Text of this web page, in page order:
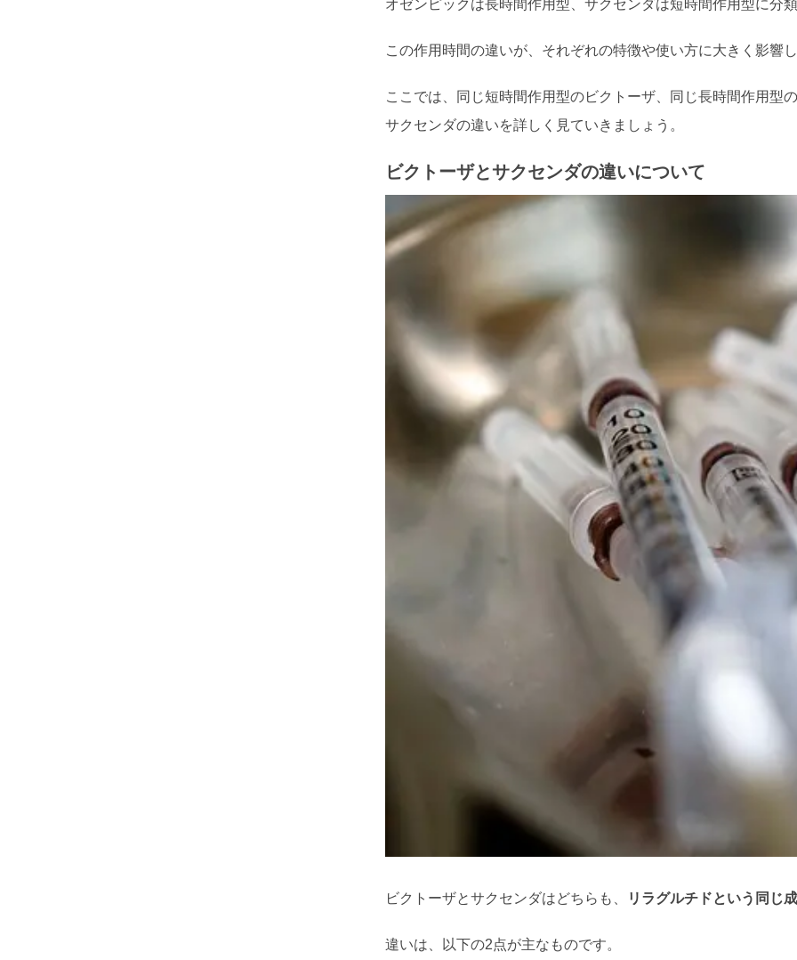
オゼンピックは長時間作用型、サクセンダは短時間作用型に分類
この作用時間の違いが、それぞれの特徴や使い方に大きく影響し
ここでは、同じ短時間作用型のビクトーザ、同じ長時間作用型
サクセンダの違いを詳しく見ていきましょう。
ビクトーザとサクセンダの違いについて
ビクトーザとサクセンダはどちらも、 リラグルチドという同じ
違いは、以下の2点が主なものです。